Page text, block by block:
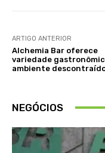
ARTIGO ANTERIOR
Alchemia Bar oferece
variedade
ambiente
NEGÓCIOS